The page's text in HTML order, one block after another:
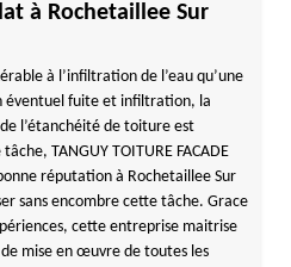
à Rochetaillee Sur
à l’infiltration de l’eau qu’une
éventuel fuite et infiltration, la
l’étanchéité de toiture est
TANGUY TOITURE FACADE
réputation à Rochetaillee Sur
sans encombre cette tâche. Grace
cette entreprise maitrise
mise en œuvre de toutes les